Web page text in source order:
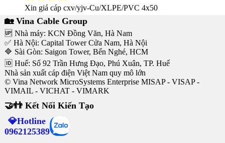
Xin giá cáp cxv/yjv-Cu/XLPE/PVC 4x50
🏡 Vina Cable Group
🆙 Nhà máy: KCN Đồng Văn, Hà Nam
✅ Hà Nội: Capital Tower Cửa Nam, Hà Nội
🔷 Sài Gòn: Saigon Tower, Bến Nghé, HCM
🆔 Huế: Số 92 Trần Hưng Đạo, Phú Xuân, TP. Huế
Nhà sản xuất cáp điện Việt Nam quy mô lớn
© Vina Network MicroSystems Enterprise MISAP - VISAP -
VIMAIL - VICHAT - VIMARK
🤝👬 Kết Nối Kiến Tạo
💎Hotline
0962125389